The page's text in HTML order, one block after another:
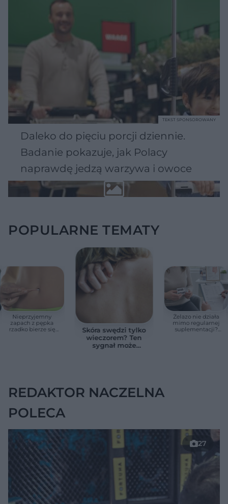
Daleko do pięciu porcji dziennie.
Badanie pokazuje, jak Polacy
naprawdę jedzą warzywa i owoce
TEKST SPONSOROWANY
POPULARNE TEMATY
Nieprzyjemny
zapach z pępka
rzadko bierze się
Skóra swędzi tylko
wieczorem? Ten
sygnał może
Żelazo nie działa
mimo regularnej
suplementacji?
REDAKTOR NACZELNA
POLECA
27